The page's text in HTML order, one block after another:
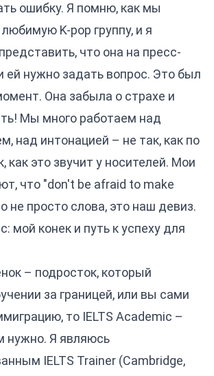
ошибку. Я помню, как мы
K-pop группу, и я
что она на пресс-
ей нужно задать вопрос. Это был
Она забыла о страхе и
Мы много работаем над
над интонацией – не так, как по
как это звучит у носителей. Мои
что "don't be afraid to make
не просто слова, это наш девиз.
мой конек и путь к успеху для
– подросток, который
за границей, или вы сами
то IELTS Academic –
нужно. Я являюсь
IELTS Trainer (Cambridge,